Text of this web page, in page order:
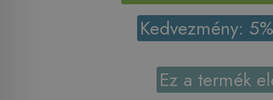
Kedvezmény:
Ez a termék